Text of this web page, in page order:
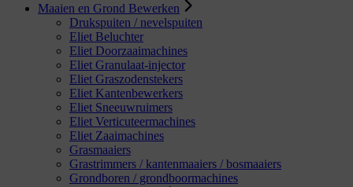
Maaien en Grond Bewerken
Drukspuiten / nevelspuiten
Eliet Beluchter
Eliet Doorzaaimachines
Eliet Granulaat-injector
Eliet Graszodenstekers
Eliet Kantenbewerkers
Eliet Sneeuwruimers
Eliet Verticuteermachines
Eliet Zaaimachines
Grasmaaiers
Grastrimmers / kantenmaaiers / bosmaaiers
Grondboren / grondboormachines